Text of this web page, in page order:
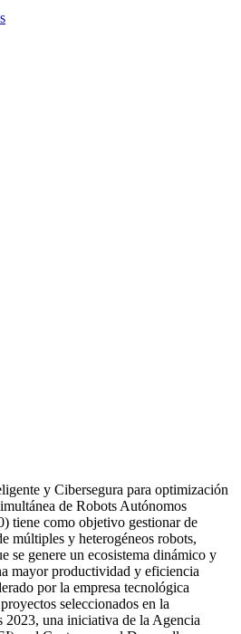
y Cibersegura para optimización
de Robots Autónomos
tiene como objetivo gestionar de
múltiples y heterogéneos robots,
se genere un ecosistema dinámico y
mayor productividad y eficiencia
por la empresa tecnológica
seleccionados en la
2023, una iniciativa de la Agencia